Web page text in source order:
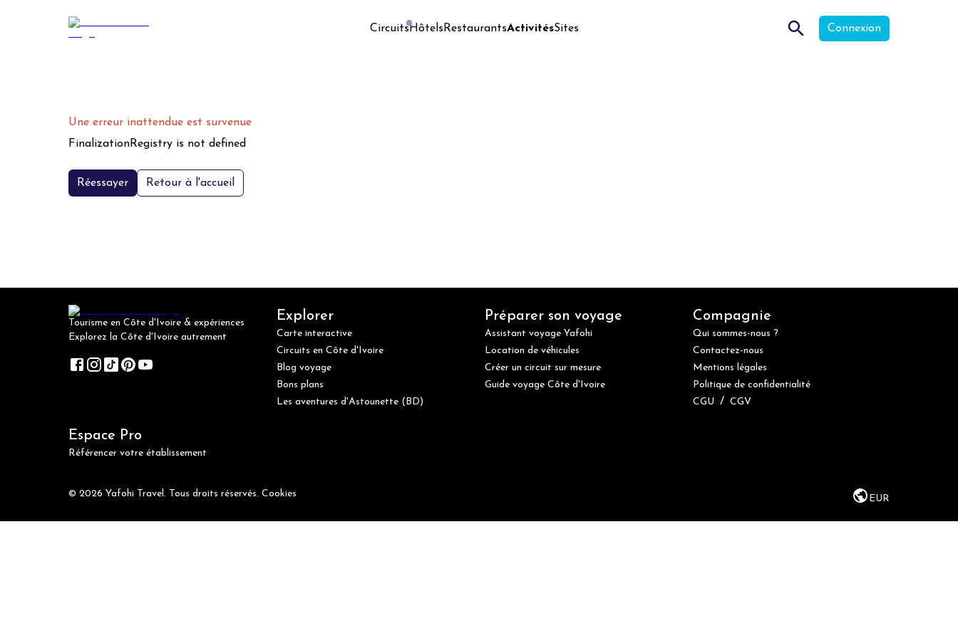
CircuitsHôtels RestaurantsActivitésSites Connexion
Une erreur inattendue est survenue
FinalizationRegistry is not defined
Réessayer Retour à l'accueil
Tourisme en Côte d'Ivoire & expériences
Explorez la Côte d'Ivoire autrement
Explorer
Carte interactive
Circuits en Côte d'Ivoire
Blog voyage
Bons plans
Les aventures d'Astounette (BD)
Préparer son voyage
Assistant voyage Yafohi
Location de véhicules
Créer un circuit sur mesure
Guide voyage Côte d'Ivoire
Compagnie
Qui sommes-nous ?
Contactez-nous
Mentions légales
Politique de confidentialité
CGU / CGV
Espace Pro
Référencer votre établissement
© 2026 Yafohi Travel. Tous droits réservés. Cookies EUR